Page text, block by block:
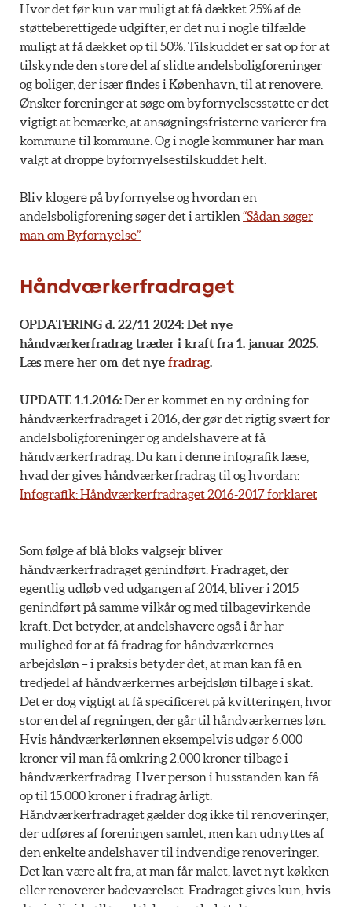
Hvor det før kun var muligt at få dækket 25% af de
støtteberettigede udgifter, er det nu i nogle tilfælde
muligt at få dækket op til 50%. Tilskuddet er sat op for at
tilskynde den store del af slidte andelsboligforeninger
og boliger, der især findes i København, til at renovere.
Ønsker foreninger at søge om byfornyelsesstøtte er det
vigtigt at bemærke, at ansøgningsfristerne varierer fra
kommune til kommune. Og i nogle kommuner har man
valgt at droppe byfornyelsestilskuddet helt.
Bliv klogere på byfornyelse og hvordan en
andelsboligforening søger det i artiklen “Sådan søger
man om Byfornyelse”
Håndværkerfradraget
OPDATERING d. 22/11 2024: Det nye
håndværkerfradrag træder i kraft fra 1. januar 2025.
Læs mere her om det nye fradrag.
UPDATE 1.1.2016:Der er kommet en ny ordning for
håndværkerfradraget i 2016, der gør det rigtig svært for
andelsboligforeninger og andelshavere at få
håndværkerfradrag. Du kan i denne infografik læse,
hvad der gives håndværkerfradrag til og hvordan:
Infografik: Håndværkerfradraget 2016-2017 forklaret
Som følge af blå bloks valgsejr bliver
håndværkerfradraget genindført. Fradraget, der
egentlig udløb ved udgangen af 2014, bliver i 2015
genindført på samme vilkår og med tilbagevirkende
kraft. Det betyder, at andelshavere også i år har
mulighed for at få fradrag for håndværkernes
arbejdsløn – i praksis betyder det, at man kan få en
tredjedel af håndværkernes arbejdsløn tilbage i skat.
Det er dog vigtigt at få specificeret på kvitteringen, hvor
stor en del af regningen, der går til håndværkernes løn.
Hvis håndværkerlønnen eksempelvis udgør 6.000
kroner vil man få omkring 2.000 kroner tilbage i
håndværkerfradrag. Hver person i husstanden kan få
op til 15.000 kroner i fradrag årligt.
Håndværkerfradraget gælder dog ikke til renoveringer,
der udføres af foreningen samlet, men kan udnyttes af
den enkelte andelshaver til indvendige renoveringer.
Det kan være alt fra, at man får malet, lavet nyt køkken
eller renoverer badeværelset. Fradraget gives kun, hvis